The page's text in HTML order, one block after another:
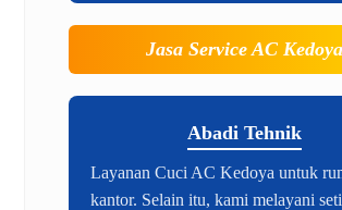
Jasa Service AC Kedoya
Abadi Tehnik
Layanan Cuci AC Kedoya untuk
kantor. Selain itu, kami melayani